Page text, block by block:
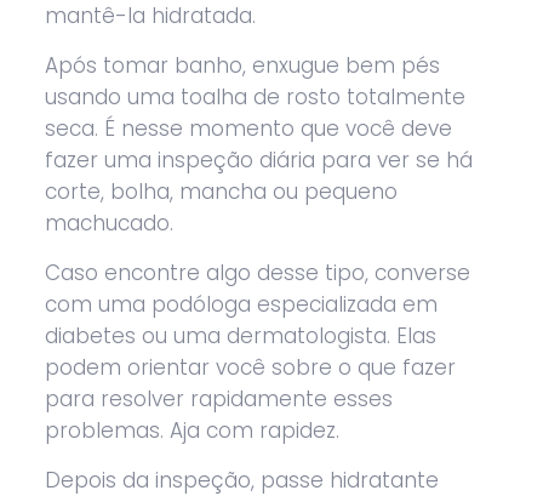
mantê-la hidratada.
Após tomar banho, enxugue bem pés
usando uma toalha de rosto totalmente
seca. É nesse momento que você deve
fazer uma inspeção diária para ver se há
corte, bolha, mancha ou pequeno
machucado.
Caso encontre algo desse tipo, converse
com uma podóloga especializada em
diabetes ou uma dermatologista. Elas
podem orientar você sobre o que fazer
para resolver rapidamente esses
problemas. Aja com rapidez.
Depois da inspeção, passe hidratante